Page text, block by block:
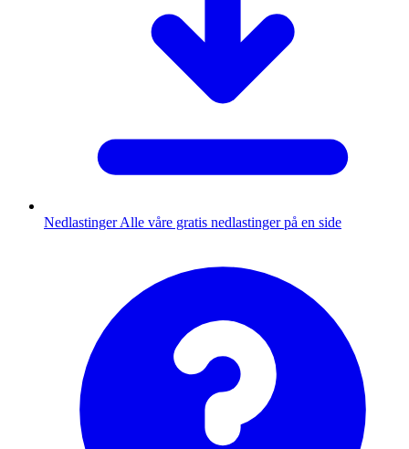
Nedlastinger Alle våre gratis nedlastinger på en side